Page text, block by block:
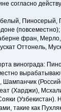
согласно
Пиносерый,
(повсеместно);
фран,
Оттонель,
винограда:
(Харджи),
такие как